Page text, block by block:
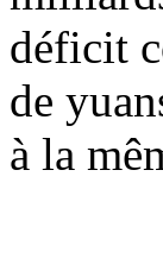
déficit
de
à la